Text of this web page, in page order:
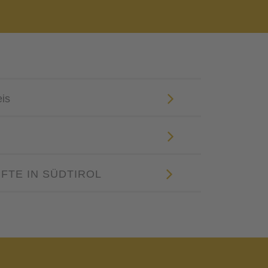
IN SÜDTIROL